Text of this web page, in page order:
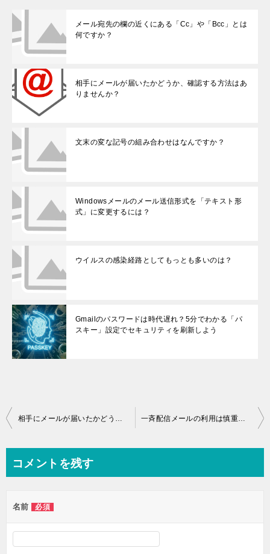
メール宛先の欄の近くにある「Cc」や「Bcc」とは
何ですか？
相手にメールが届いたかどうか、確認する方法はあ
りませんか？
文末の変な記号の組み合わせはなんですか？
Windowsメールのメール送信形式を「テキスト形
式」に変更するには？
ウイルスの感染経路としてもっとも多いのは？
Gmailのパスワードは時代遅れ？5分でわかる「パ
スキー」設定でセキュリティを刷新しよう
投稿ナビゲーション 相手にメールが届いたかどうか、確認する方法はありませんか？ 一斉配信メールの利用は慎重に！
コメントを残す
名前 必須